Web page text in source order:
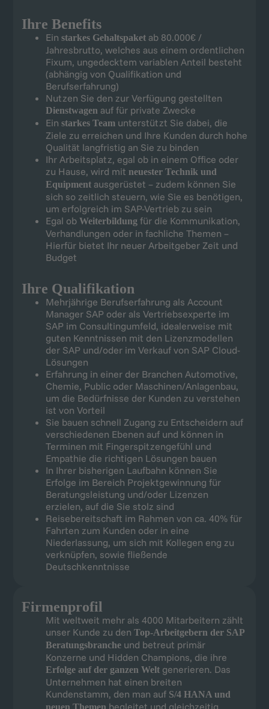
Ihre Benefits
Ein starkes Gehaltspaket ab 80.000€ /
Jahresbrutto, welches aus einem ordentlichen
Fixum, ungedecktem variablen Anteil besteht
(abhängig von Qualifikation und
Berufserfahrung)
Nutzen Sie den zur Verfügung gestellten
Dienstwagen auf für private Zwecke
Ein starkes Team unterstützt Sie dabei, die
Ziele zu erreichen und Ihre Kunden durch hohe
Qualität langfristig an Sie zu binden
Ihr Arbeitsplatz, egal ob in einem Office oder
zu Hause, wird mit neuester Technik und
Equipmentausgerüstet – zudem können Sie
sich so zeitlich steuern, wie Sie es benötigen,
um erfolgreich im SAP-Vertrieb zu sein
Egal ob Weiterbildung für die Kommunikation,
Verhandlungen oder in fachliche Themen –
Hierfür bietet Ihr neuer Arbeitgeber Zeit und
Budget
Ihre Qualifikation
Mehrjährige Berufserfahrung als Account
Manager SAP oder als Vertriebsexperte im
SAP im Consultingumfeld, idealerweise mit
guten Kenntnissen mit den Lizenzmodellen
der SAP und/oder im Verkauf von SAP Cloud-
Lösungen
Erfahrung in einer der Branchen Automotive,
Chemie, Public oder Maschinen/Anlagenbau,
um die Bedürfnisse der Kunden zu verstehen
ist von Vorteil
Sie bauen schnell Zugang zu Entscheidern auf
verschiedenen Ebenen auf und können in
Terminen mit Fingerspitzengefühl und
Empathie die richtigen Lösungen bauen
In Ihrer bisherigen Laufbahn können Sie
Erfolge im Bereich Projektgewinnung für
Beratungsleistung und/oder Lizenzen
erzielen, auf die Sie stolz sind
Reisebereitschaft im Rahmen von ca. 40% für
Fahrten zum Kunden oder in eine
Niederlassung, um sich mit Kollegen eng zu
verknüpfen, sowie fließende
Deutschkenntnisse
Firmenprofil
Mit weltweit mehr als 4000 Mitarbeitern zählt
unser Kunde zu den Top-Arbeitgebern der SAP
Beratungsbranche und betreut primär
Konzerne und Hidden Champions, die ihre
Erfolge auf der ganzen Weltgenerieren. Das
Unternehmen hat einen breiten
Kundenstamm, den man auf S/4 HANA und